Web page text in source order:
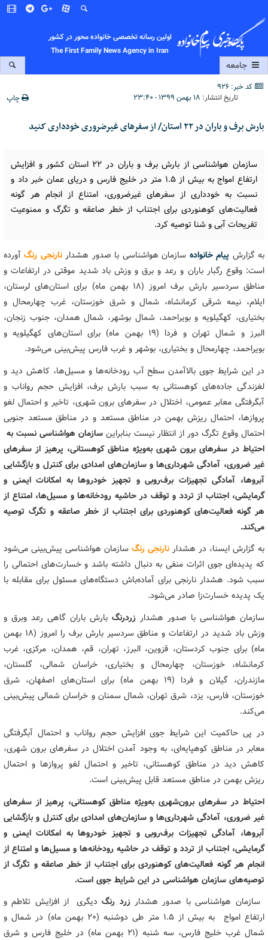
اولین رسانه تخصصی خانواده محور در کشور
The First Family News Agency in Iran
جامعه
کد خبر: 926
تاریخ انتشار: ۱۸ بهمن ۱۳۹۹ - ۲۳:۴۰ چاپ
بارش برف و باران در ۲۲ استان/ از سفرهای غیرضروری خودداری کنید
سازمان هواشناسی از بارش برف و باران در ۲۲ استان کشور و افزایش
ارتفاع امواج به بیش از ۱.۵ متر در خلیج فارس و دریای عمان خبر داد و
نسبت به خودداری از سفرهای غیرضروری، امتناع از انجام هر گونه
فعالیت‌های کوهنوردی برای اجتناب از خطر صاعقه و تگرگ و ممنوعیت
تفریحات آبی و شنا توصیه کرد.
به گزارش پیام خانواده سازمان هواشناسی با صدور هشدار نارنجی رنگ آورده
است: وقوع رگبار باران و رعد و برق و وزش باد شدید موقتی در ارتفاعات و
مناطق سردسیر بارش برف امروز (۱۸ بهمن ماه)‌ برای استان‌های لرستان،
ایلام، نیمه شرقی کرمانشاه، شمال و شرق خوزستان، غرب چهارمحال و
بختیاری، کهگیلویه و بویراحمد، شمال بوشهر، شمال همدان، جنوب زنجان،
البرز و شمال تهران و فردا (۱۹ بهمن ماه) برای استان‌های کهگیلویه و
بویراحمد، چهارمحال و بختیاری، بوشهر و غرب فارس پیش‌بینی می‌شود.
در این شرایط جوی بالاآمدن سطح آب رودخانه‌ها و مسیل‌ها، کاهش دید و
لغزندگی جاده‌های کوهستانی به سبب بارش برف، افزایش حجم رواناب و
آبگرفتگی معابر عمومی، اختلال در سفرهای برون شهری، تاخیر و احتمال لغو
پروازها، احتمال ریزش بهمن در مناطق مستعد و در مناطق مستعد جنوبی
احتمال وقوع تگرگ دور از انتظار نیست بنابراین سازمان هواشناسی نسبت به
احتیاط در سفرهای برون شهری به‌ویژه مناطق کوهستانی، پرهیز از سفرهای
غیر ضروری، آمادگی شهرداری‌ها و سازمان‌های امدادی برای کنترل و بازگشایی
آبروها، آمادگی تجهیزات برف‌روبی و تجهیز خودروها به امکانات ایمنی و
گرمایشی، اجتناب از تردد و توقف در حاشیه رودخانه‌ها و مسیل‌ها، امتناع از
هر گونه فعالیت‌های کوهنوردی برای اجتناب از خطر صاعقه و تگرگ توصیه
می‌کند.
به گزارش ایسنا، در هشدار نارنجی ‌رنگ سازمان هواشناسی پیش‌بینی می‌شود
که پدیده‌ای جوی اثرات منفی به دنبال داشته باشد و خسارت‌های احتمالی را
سبب شود. هشدار نارنجی برای آماده‌باش دستگاه‌های مسئول برای مقابله با
یک پدیده خسارت‌زا صادر می‌شود.
سازمان هواشناسی با صدور هشدار زردرنگ بارش باران گاهی رعد وبرق و
وزش باد شدید در ارتفاعات و مناطق سردسیر بارش برف را امروز (۱۸ بهمن
ماه)‌ برای جنوب کردستان، قزوین، البرز، تهران، قم، همدان، مرکزی، غرب
کرمانشاه، خوزستان، چهارمحال و بختیاری، خراسان شمالی، گلستان،
مازندران، گیلان و فردا (۱۹ بهمن ماه) برای استان‌های اصفهان، شرق
خوزستان، فارس، یزد، شرق تهران، شمال سمنان و خراسان شمالی پیش‌بینی
می‌کند.
در پی حاکمیت این شرایط جوی افزایش حجم رواناب و احتمال آبگرفتگی
معابر در مناطق کوهپایه‌ای، به وجود آمدن اختلال در سفرهای برون شهری،
کاهش دید در مناطق کوهستانی، تاخیر و احتمال لغو پروازها و احتمال
ریزش بهمن در مناطق مستعد قابل پیش‌بینی است.
احتیاط در سفرهای برون‌شهری به‌ویژه مناطق کوهستانی، پرهیز از سفرهای
غیر ضروری، آمادگی شهرداری‌ها و سازمان‌های امدادی برای کنترل و بازگشایی
آبروها، آمادگی تجهیزات برف‌روبی و تجهیز خودروها به امکانات ایمنی و
گرمایشی، اجتناب از تردد و توقف در حاشیه رودخانه‌ها و مسیل‌ها و امتناع از
انجام هر گونه فعالیت‌های کوهنوردی برای اجتناب از خطر صاعقه و تگرگ از
توصیه‌های سازمان هواشناسی در این شرایط جوی است.
سازمان هواشناسی با صدور هشدار زرد رنگ دیگری از افزایش تلاطم و
ارتفاع امواج به بیش از ۱.۵ متر طی دوشنبه (۲۰ بهمن ماه) در شمال و
شمال غرب خلیج فارس، سه شنبه (۲۱ بهمن ماه) در خلیج فارس و شرق